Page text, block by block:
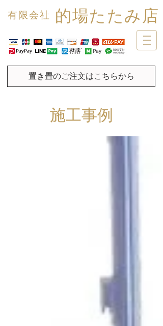
的場たたみ店
有限会社
置き畳のご注文はこちらから
施工事例